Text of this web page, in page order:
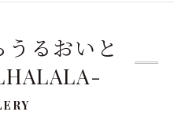
るおいと